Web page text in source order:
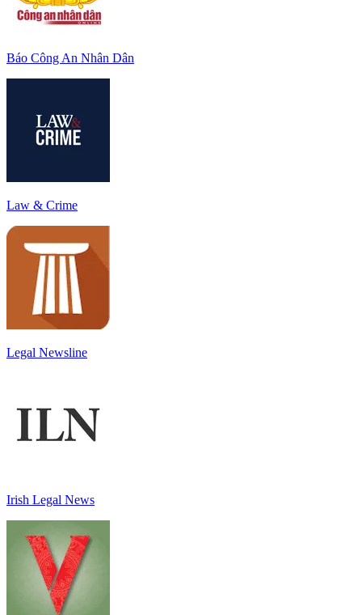
Báo Công An Nhân Dân
Law & Crime
Legal Newsline
Irish Legal News